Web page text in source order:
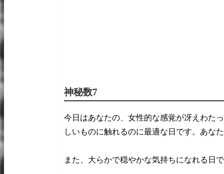
神秘数7
今日はあなたの、女性的な感覚が冴えわた
しいものに触れるのに最適な日です。あな
また、大らかで穏やかな気持ちになれる日